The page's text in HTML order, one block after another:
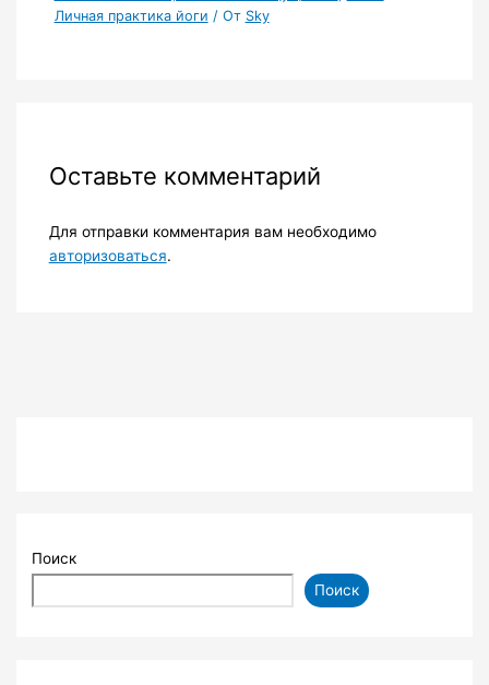
Личная практика йоги / От Sky
Оставьте комментарий
Для отправки комментария вам необходимо
авторизоваться.
Поиск
Поиск